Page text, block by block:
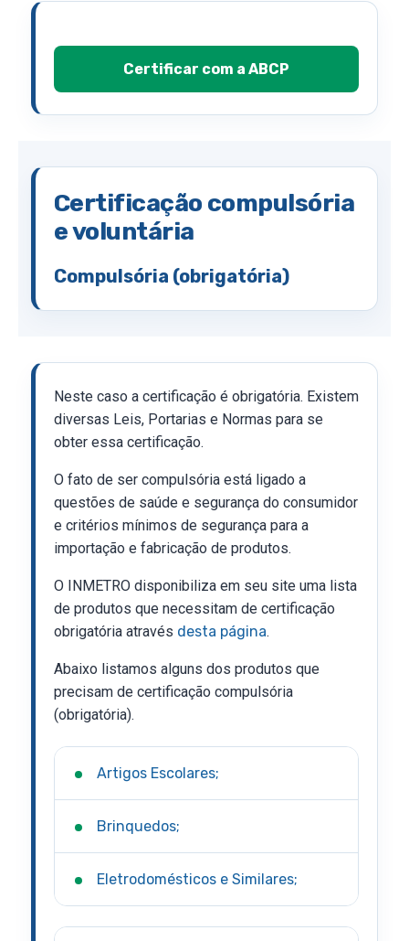
Certificar com a ABCP
Certificação compulsória
e voluntária
Compulsória (obrigatória)
Neste caso a certificação é obrigatória. Existem
diversas Leis, Portarias e Normas para se
obter essa certificação.
O fato de ser compulsória está ligado a
questões de saúde e segurança do consumidor
e critérios mínimos de segurança para a
importação e fabricação de produtos.
O INMETRO disponibiliza em seu site uma lista
de produtos que necessitam de certificação
obrigatória através desta página.
Abaixo listamos alguns dos produtos que
precisam de certificação compulsória
(obrigatória).
Artigos Escolares;
Brinquedos;
Eletrodomésticos e Similares;